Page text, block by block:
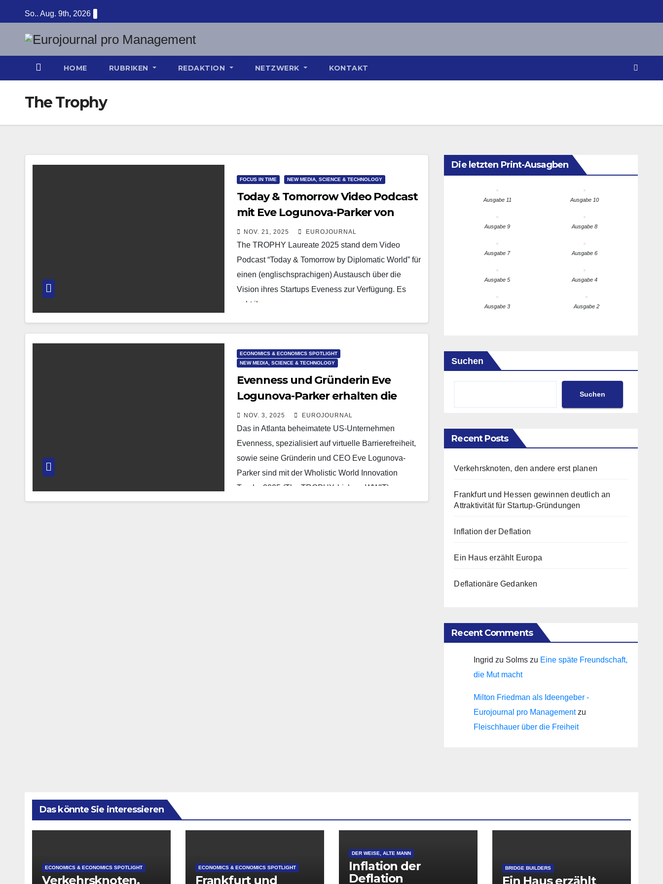
Inhalt
springen
So.. Aug. 9th, 2026
HOME RUBRIKEN REDAKTION NETZWERK KONTAKT
The Trophy
FOCUS IN TIME NEW MEDIA, SCIENCE & TECHNOLOGY
Today & Tomorrow Video Podcast
mit Eve Logunova-Parker von
Evenness
NOV. 21, 2025 EUROJOURNAL
The TROPHY Laureate 2025 stand dem Video
Podcast “Today & Tomorrow by Diplomatic World” für
einen (englischsprachigen) Austausch über die
Vision ihres Startups Eveness zur Verfügung. Es
geht ihr um…
ECONOMICS & ECONOMICS SPOTLIGHT
NEW MEDIA, SCIENCE & TECHNOLOGY
Evenness und Gründerin Eve
Logunova-Parker erhalten die
Wholistic World Innovation
Trophy 2025
NOV. 3, 2025 EUROJOURNAL
Das in Atlanta beheimatete US-Unternehmen
Evenness, spezialisiert auf virtuelle Barrierefreiheit,
sowie seine Gründerin und CEO Eve Logunova-
Parker sind mit der Wholistic World Innovation
Trophy 2025 (The TROPHY, bislang WWIT)
ausgezeichnet…
Die letzten Print-Ausagben
Ausgabe 11 Ausgabe 10
Ausgabe 9 Ausgabe 8
Ausgabe 7 Ausgabe 6
Ausgabe 5 Ausgabe 4
Ausgabe 3 Ausgabe 2
Suchen
Suchen
Recent Posts
Verkehrsknoten, den andere erst planen
Frankfurt und Hessen gewinnen deutlich an
Attraktivität für Startup-Gründungen
Inflation der Deflation
Ein Haus erzählt Europa
Deflationäre Gedanken
Recent Comments
Ingrid zu Solms zu Eine späte Freundschaft,
die Mut macht
Milton Friedman als Ideengeber -
Eurojournal pro Managementzu
Fleischhauer über die Freiheit
Das könnte Sie interessieren
ECONOMICS & ECONOMICS SPOTLIGHT
Verkehrsknoten,
ECONOMICS & ECONOMICS SPOTLIGHT
Frankfurt und
DER WEISE, ALTE MANN
Inflation der
Deflation
BRIDGE BUILDERS
Ein Haus erzählt